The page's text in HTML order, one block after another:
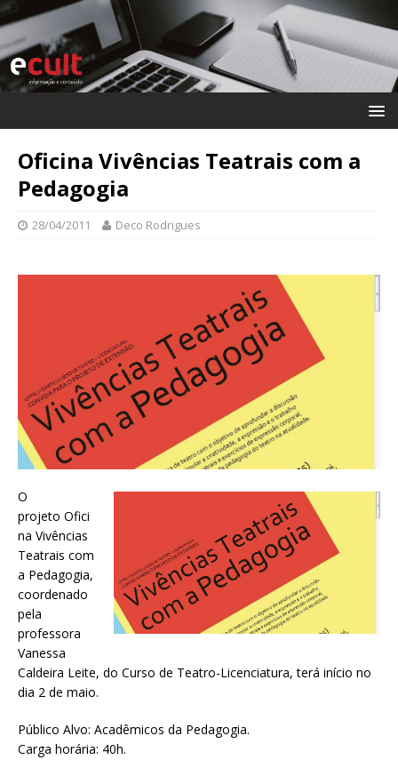
Oficina Vivências Teatrais com a
Pedagogia
28/04/2011 Deco Rodrigues
O
projeto Ofici
na Vivências
Teatrais com
a Pedagogia,
coordenado
pela
professora
Vanessa
Caldeira Leite, do Curso de Teatro-Licenciatura, terá início no
dia 2 de maio.
Público Alvo: Acadêmicos da Pedagogia.
Carga horária: 40h.